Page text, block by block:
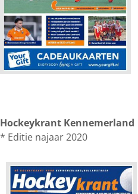
Hockeykrant Kennemerland
* Editie najaar 2020